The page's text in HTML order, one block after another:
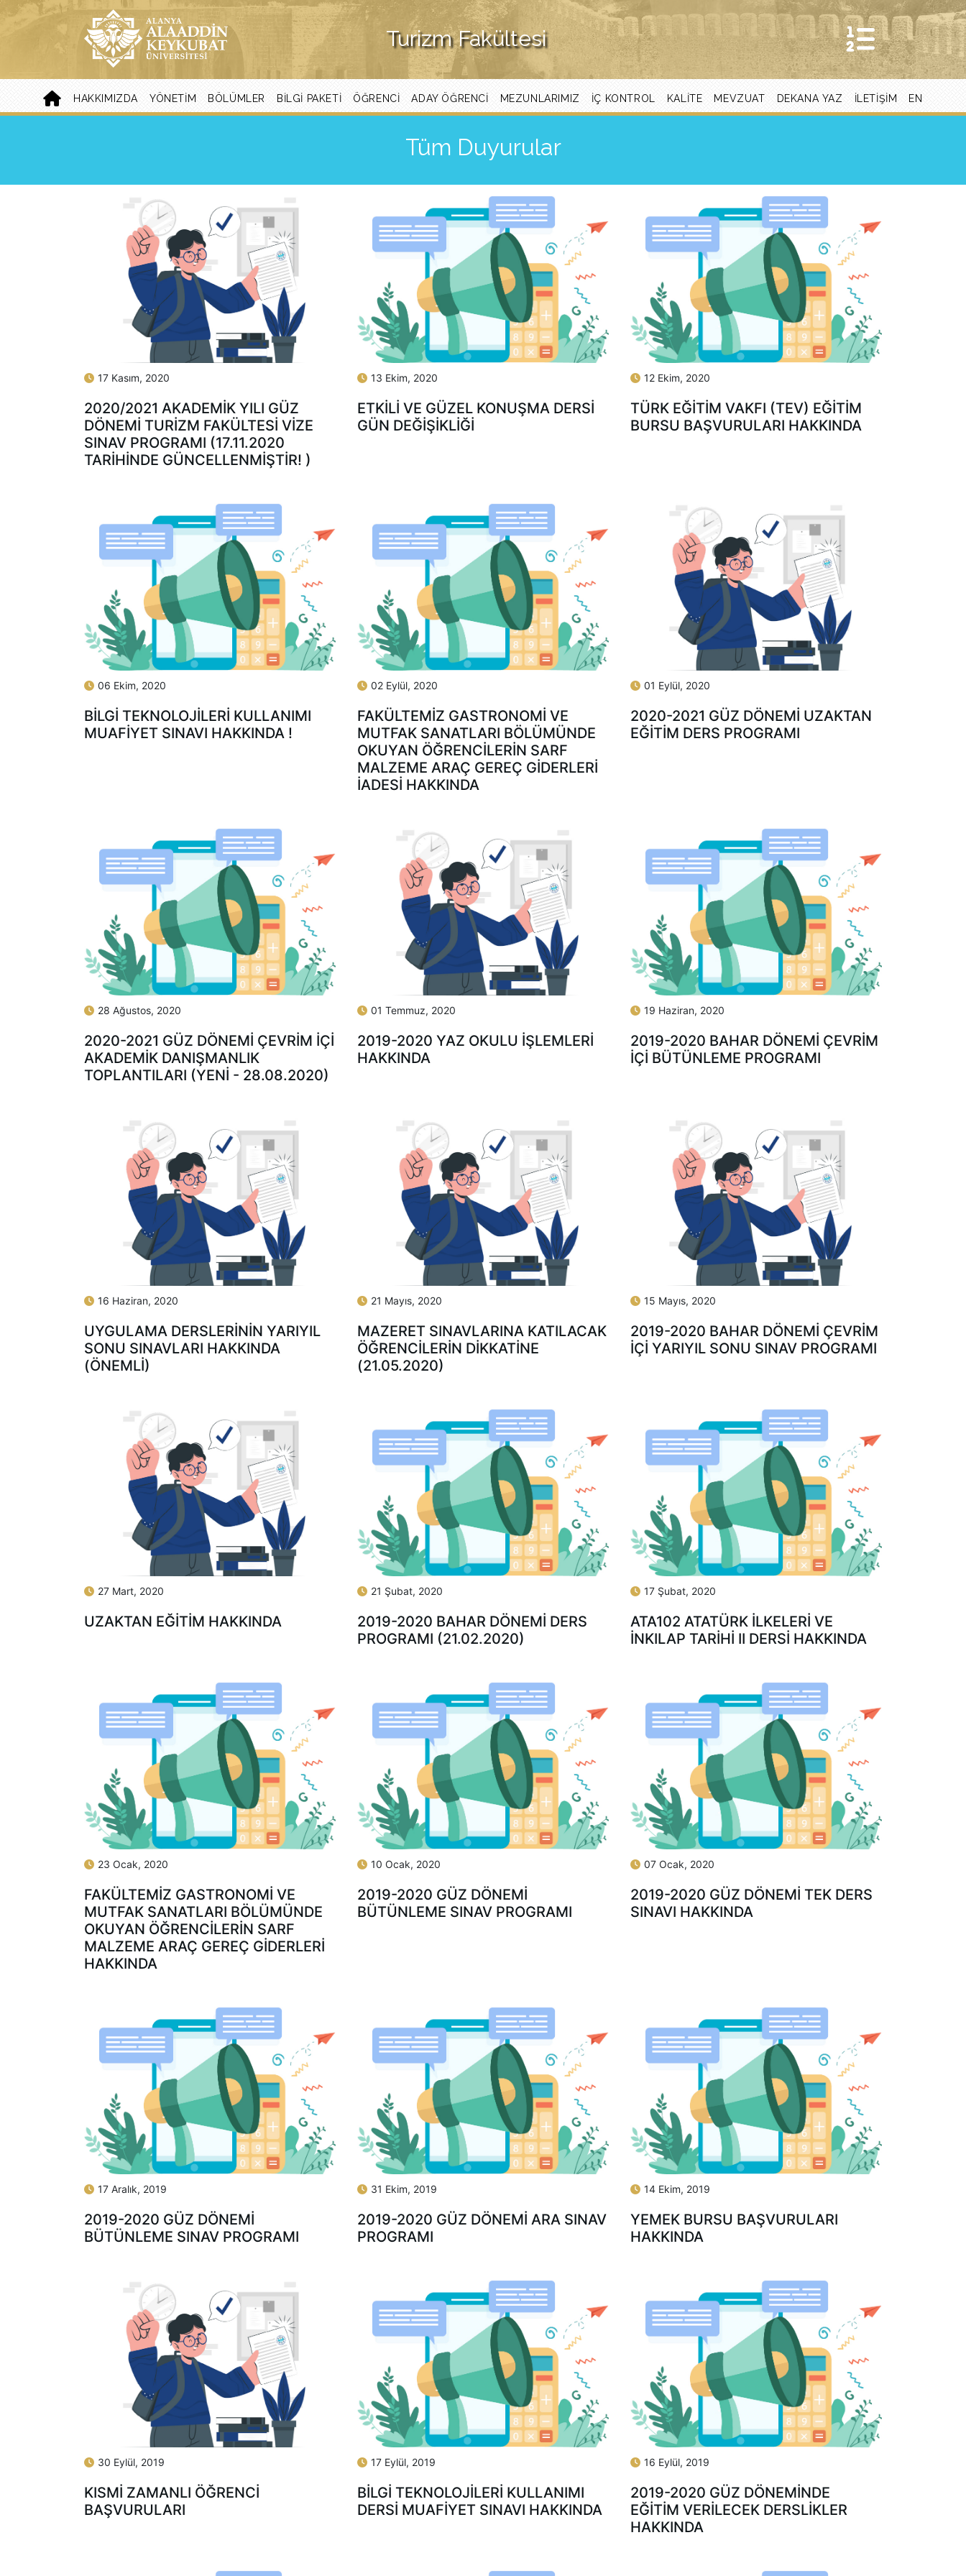
Turizm Fakültesi
HAKKIMIZDA YÖNETIM BÖLÜMLER BİLGİ PAKETİ ÖĞRENCI ADAY ÖĞRENCI MEZUNLARIMIZ İÇ KONTROL KALITE MEVZUAT DEKANA YAZ ILETIŞIM EN
Tüm Duyurular
17 Kasım, 2020
2020/2021 AKADEMİK YILI GÜZ
DÖNEMİ TURİZM FAKÜLTESİ VİZE
SINAV PROGRAMI (17.11.2020
TARIHINDE GÜNCELLENMIŞTIR! )
13 Ekim, 2020
ETKİLİ VE GÜZEL KONUŞMA DERSİ
GÜN DEĞİŞİKLİĞİ
12 Ekim, 2020
TÜRK EĞİTİM VAKFI (TEV) EĞİTİM
BURSU BAŞVURULARI HAKKINDA
06 Ekim, 2020
BİLGİ TEKNOLOJİLERİ KULLANIMI
MUAFİYET SINAVI HAKKINDA !
02 Eylül, 2020
FAKÜLTEMİZ GASTRONOMİ VE
MUTFAK SANATLARI BÖLÜMÜNDE
OKUYAN ÖĞRENCİLERİN SARF
MALZEME ARAÇ GEREÇ GİDERLERİ
İADESİ HAKKINDA
01 Eylül, 2020
2020-2021 GÜZ DÖNEMİ UZAKTAN
EĞİTİM DERS PROGRAMI
28 Ağustos, 2020
2020-2021 GÜZ DÖNEMİ ÇEVRİM İÇİ
AKADEMİK DANIŞMANLIK
TOPLANTILARI (YENİ - 28.08.2020)
01 Temmuz, 2020
2019-2020 YAZ OKULU İŞLEMLERİ
HAKKINDA
19 Haziran, 2020
2019-2020 BAHAR DÖNEMİ ÇEVRİM
İÇİ BÜTÜNLEME PROGRAMI
16 Haziran, 2020
UYGULAMA DERSLERİNİN YARIYIL
SONU SINAVLARI HAKKINDA
(ÖNEMLİ)
21 Mayıs, 2020
MAZERET SINAVLARINA KATILACAK
ÖĞRENCİLERİN DİKKATİNE
(21.05.2020)
15 Mayıs, 2020
2019-2020 BAHAR DÖNEMİ ÇEVRİM
İÇİ YARIYIL SONU SINAV PROGRAMI
27 Mart, 2020
UZAKTAN EĞİTİM HAKKINDA
21 Şubat, 2020
2019-2020 BAHAR DÖNEMİ DERS
PROGRAMI (21.02.2020)
17 Şubat, 2020
ATA102 ATATÜRK İLKELERI VE
İNKILAP TARIHI II DERSI HAKKINDA
23 Ocak, 2020
FAKÜLTEMİZ GASTRONOMİ VE
MUTFAK SANATLARI BÖLÜMÜNDE
OKUYAN ÖĞRENCİLERİN SARF
MALZEME ARAÇ GEREÇ GİDERLERİ
HAKKINDA
10 Ocak, 2020
2019-2020 GÜZ DÖNEMİ
BÜTÜNLEME SINAV PROGRAMI
07 Ocak, 2020
2019-2020 GÜZ DÖNEMİ TEK DERS
SINAVI HAKKINDA
17 Aralık, 2019
2019-2020 GÜZ DÖNEMİ
BÜTÜNLEME SINAV PROGRAMI
31 Ekim, 2019
2019-2020 GÜZ DÖNEMİ ARA SINAV
PROGRAMI
14 Ekim, 2019
YEMEK BURSU BAŞVURULARI
HAKKINDA
30 Eylül, 2019
KISMİ ZAMANLI ÖĞRENCİ
BAŞVURULARI
17 Eylül, 2019
BİLGİ TEKNOLOJİLERİ KULLANIMI
DERSİ MUAFİYET SINAVI HAKKINDA
16 Eylül, 2019
2019-2020 GÜZ DÖNEMİNDE
EĞİTİM VERİLECEK DERSLİKLER
HAKKINDA